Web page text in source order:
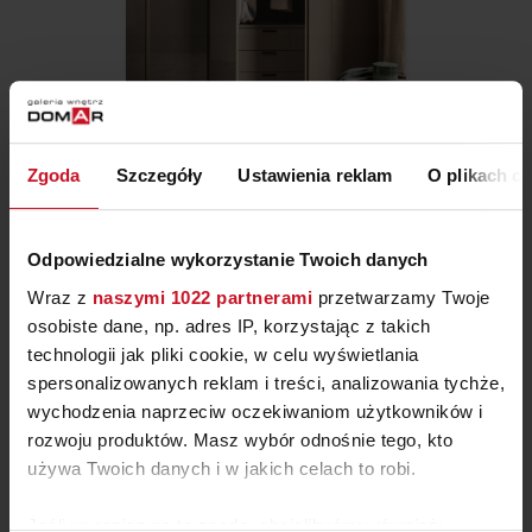
Zgoda Szczegóły Ustawienia reklam O plikach
Odpowiedzialne wykorzystanie Twoich danych
Wraz z naszymi 1022 partnerami przetwarzamy Twoje
osobiste dane, np. adres IP, korzystając z takich
technologii jak pliki cookie, w celu wyświetlania
spersonalizowanych reklam i treści, analizowania tychże,
wychodzenia naprzeciw oczekiwaniom użytkowników i
rozwoju produktów. Masz wybór odnośnie tego, kto
używa Twoich danych i w jakich celach to robi.
Jeśli wyrazisz na to zgodę, chcielibyśmy również:
SZAFA CORSO COMO
ZAPYTAJ O CENĘ W SALONIE